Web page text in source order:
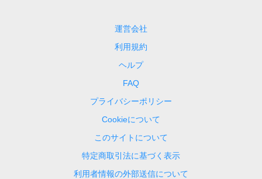
運営会社
利用規約
ヘルプ
FAQ
プライバシーポリシー
Cookieについて
このサイトについて
特定商取引法に基づく表示
利用者情報の外部送信について